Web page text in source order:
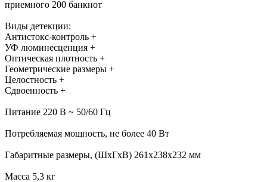
приемного 200 банкнот
Виды детекции:
Антистокс-контроль +
УФ люминесценция +
Оптическая плотность +
Геометрические размеры +
Целостность +
Сдвоенность +
Питание 220 В ~ 50/60 Гц
Потребляемая мощность, не более 40 Вт
Габаритные размеры, (ШхГхВ) 261х238х232 мм
Масса 5,3 кг